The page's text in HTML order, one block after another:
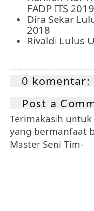
FADP ITS 2019
Dira Sekar
2018
Rivaldi Lulus
0 komentar:
Post a
Terimakasih
yang bermanfaat
Master Seni Tim-